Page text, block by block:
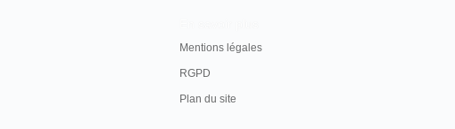
Mentions légales
RGPD
Plan du site